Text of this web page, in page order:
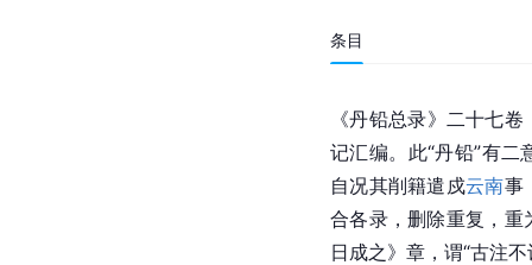
条目
《丹铅总录》二十七卷
记汇编。此“丹铅”有
自况其削籍遣戍云南事
合各录，删除重复，重
日成之》章，谓“古注